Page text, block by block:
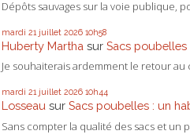
Dépôts sauvages sur la voie publique,
mardi 21 juillet 2026 10h58
Huberty Martha sur Sacs poubelles
Je souhaiterais ardemment le retour au
mardi 21 juillet 2026 10h44
Losseau sur Sacs poubelles : un
Sans compter la qualité des sacs et un